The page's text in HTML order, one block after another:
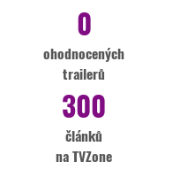
0
ohodnocených
trailerů
300
článků
na TVZone